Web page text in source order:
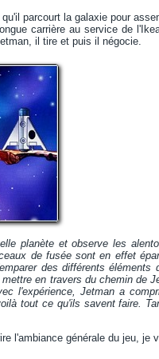
parcourt la galaxie pour
carrière au service de
il tire et puis il négocie.
planète et observe les
de fusée sont en effet
des différents
en travers du chemin de
l'expérience, Jetman a
tout ce qu'ils savent faire.
l'ambiance générale du jeu, je